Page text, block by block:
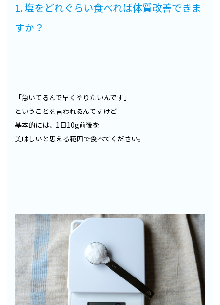
1. 塩をどれぐらい食べれば体質改善できま
すか？
「急いてるんで早くやりたいんです」
ということを言われるんですけど
基本的には、1日10g前後を
美味しいと思える範囲で食べてください。